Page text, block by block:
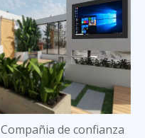
Compañia de confianza